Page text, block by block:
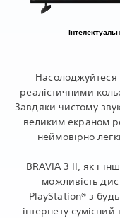
реалістичними
Завдяки чистому
великим екраном
неймовірно
BRAVIA 3 II, як і
можливість
PlayStation® з
інтернету